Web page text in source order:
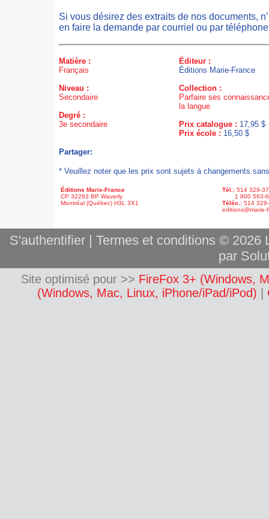
Si vous désirez des extraits de nos documents,
en faire la demande par courriel ou par
Matière :
Français
Niveau :
Secondaire
Degré :
3e secondaire
Éditeur :
Éditions Marie-France
Collection :
Parfaire ses
la langue
Prix catalogue : 17,95 $
Prix école : 16,50 $
Partager:
* Veuillez noter que les prix sont sujets à changements
Éditions Marie-France
CP 32263 BP Waverly
Montréal (Québec) H3L 3X1
Tél.: 514 329-
1 800 563-
Téléc.: 514
editions@marie-
S'authentifier| Termes et conditions © 2026
par
Site optimisé pour >> FireFox 3+ (Windows,
(Windows, Mac, Linux, iPhone/iPad/iPod)